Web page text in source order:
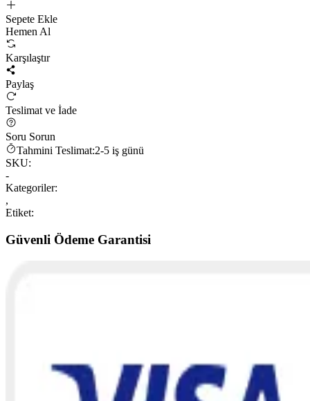
Sepete Ekle
Hemen Al
Karşılaştır
Paylaş
Teslimat ve İade
Soru Sorun
Tahmini Teslimat:2-5 iş günü
SKU:
-
Kategoriler:
,
Etiket:
Güvenli Ödeme Garantisi